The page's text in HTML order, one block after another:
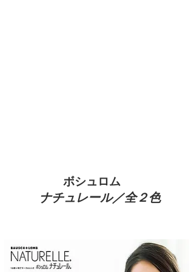
​ボシュロム
ナチュレール／全２色